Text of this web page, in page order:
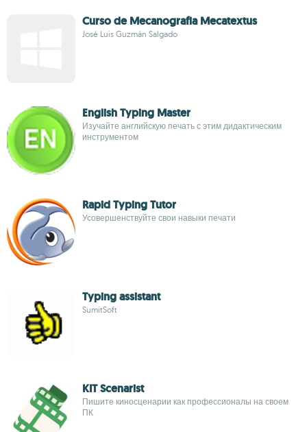
Curso de Mecanografia Mecatextus
José Luis Guzmán Salgado
English Typing Master
Изучайте английскую печать с этим дидактическим
инструментом
Rapid Typing Tutor
Усовершенствуйте свои навыки печати
Typing assistant
SumitSoft
KIT Scenarist
Пишите киносценарии как профессионалы на своем
ПК